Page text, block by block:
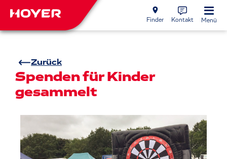
Finder Kontakt Menü
Zurück
Spenden für Kinder
gesammelt